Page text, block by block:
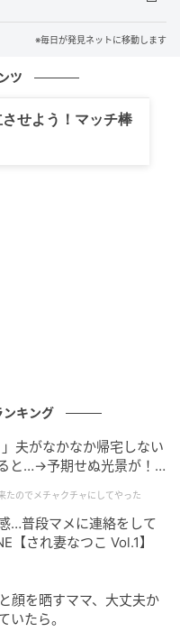
※毎日が発見ネットに移動します
ツ
せよう！マッチ棒
ンキング
夫がなかなか帰宅しない
と…→予期せぬ光景が！
たのでメチャクチャにしてやった
…普段マメに連絡をして
【され妻なつこ Vol.1】
顔を晒すママ、大丈夫か
いたら。